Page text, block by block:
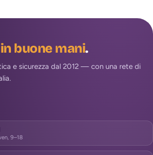
in buone mani.
e sicurezza dal 2012 — con una rete di
9–18